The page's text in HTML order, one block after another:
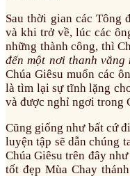
Sau thời gian các Tông
và khi trở về, lúc các
những thành công, thì
đến một nơi thanh
Chúa Giêsu muốn các
là tìm lại sự tĩnh lặng
và được nghỉ ngơi trong
Cũng giống như bất cứ
luyện tập sẽ dẫn chúng
Chúa Giêsu trên đây
tốt đẹp Mùa Chay